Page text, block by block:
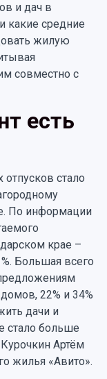
и дач в
какие средние
жилую
совместно с
есть
стало
По информации
крае –
Большая всего
22% и 34%
дачи и
стало больше
Артём
жилья «Авито».